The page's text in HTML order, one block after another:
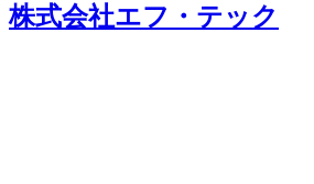
株式会社エフ・テック